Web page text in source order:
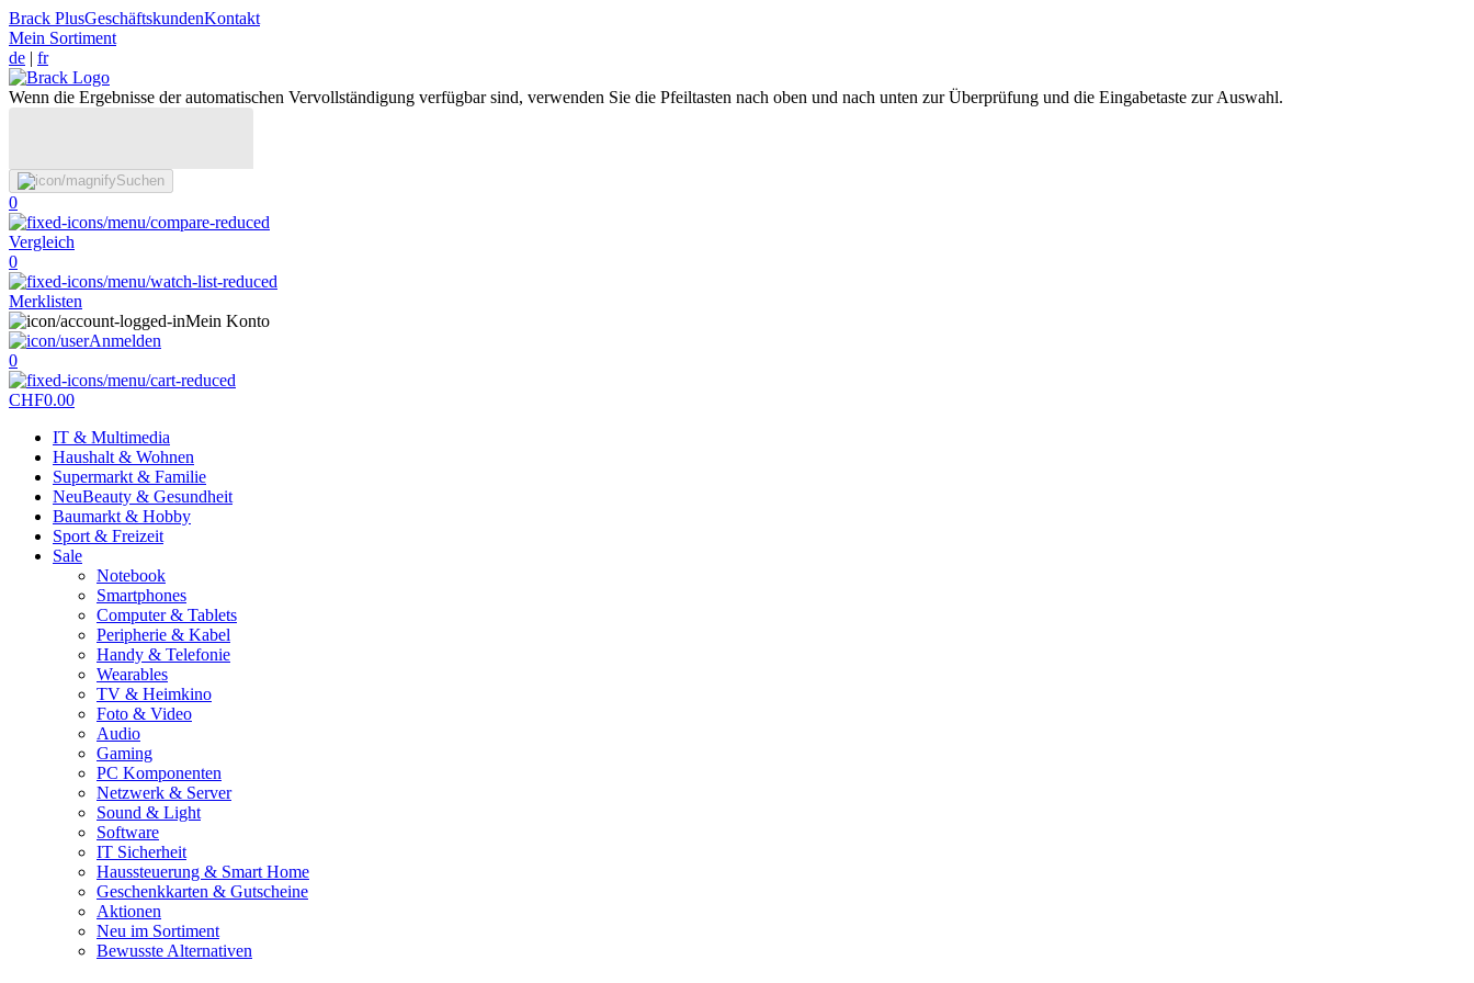
Brack PlusGeschäftskundenKontakt
Mein Sortiment
de | fr
Wenn die Ergebnisse der automatischen Vervollständigung verfügbar sind, verwenden Sie die Pfeiltasten nach oben und nach unten zur Überprüfung und die Eingabetaste zur Auswahl.
Suchen
0
Vergleich
0
Merklisten
Mein Konto
Anmelden
0
CHF0.00
IT & Multimedia
Haushalt & Wohnen
Supermarkt & Familie
NeuBeauty & Gesundheit
Baumarkt & Hobby
Sport & Freizeit
Sale
Notebook
Smartphones
Computer & Tablets
Peripherie & Kabel
Handy & Telefonie
Wearables
TV & Heimkino
Foto & Video
Audio
Gaming
PC Komponenten
Netzwerk & Server
Sound & Light
Software
IT Sicherheit
Haussteuerung & Smart Home
Geschenkkarten & Gutscheine
Aktionen
Neu im Sortiment
Bewusste Alternativen